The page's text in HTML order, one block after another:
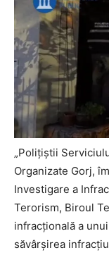
„Polițiștii
Organizate Gorj,
Investigare a
Terorism, Biroul
infracțională a
săvârșirea